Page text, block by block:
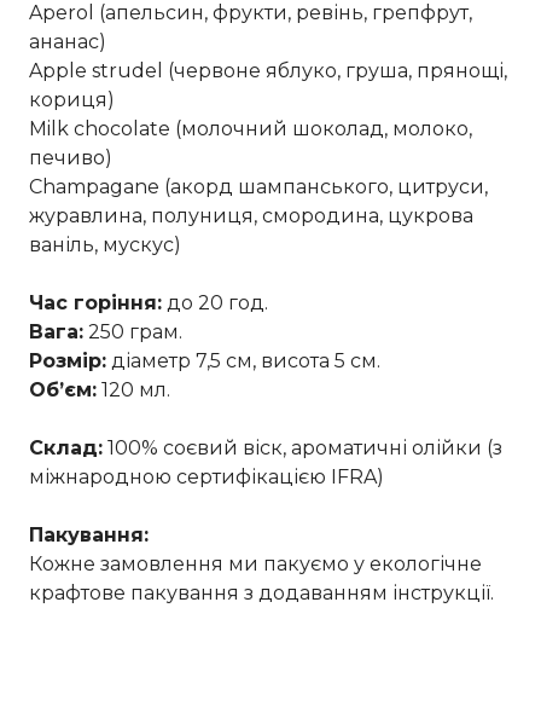
Aperol (апельсин, фрукти, ревінь, грепфрут,
ананас)
Apple strudel (червоне яблуко, груша, прянощі,
кориця)
Milk chocolate (молочний шоколад, молоко,
печиво)
Champagаne (акорд шампанського, цитруси,
журавлина, полуниця, смородина, цукрова
ваніль, мускус)
Час горіння: до 20 год.
Вага: 250 грам.
Розмір: діаметр 7,5 см, висота 5 см.
Обʼєм: 120 мл.
Склад: 100% соєвий віск, ароматичні олійки (з
міжнародною сертифікацією IFRA)
Пакування:
Кожне замовлення ми пакуємо у екологічне
крафтове пакування з додаванням інструкції.